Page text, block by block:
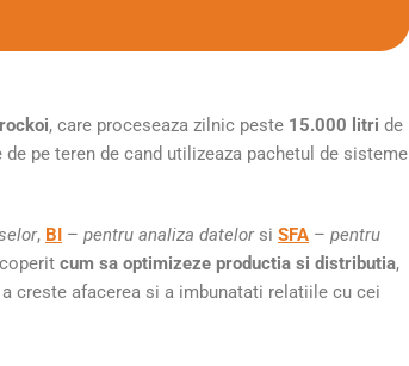
, care proceseaza zilnic peste 15.000 litri de
pe teren de cand utilizeaza pachetul de sisteme
, BI – pentru analiza datelorsi SFA – pentru
cum sa optimizeze productia si distributia,
a creste afacerea si a imbunatati relatiile cu cei